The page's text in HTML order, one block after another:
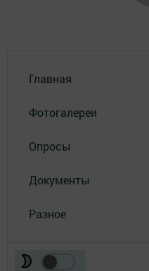
Главная
Фотогалереи
Опросы
Документы
Разное